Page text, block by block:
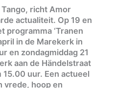
richt Amor
actualiteit. Op 19 en
programma ‘Tranen
in de Marekerk in
en zondagmiddag 21
aan de Händelstraat
uur. Een actueel
vrede, hoop en